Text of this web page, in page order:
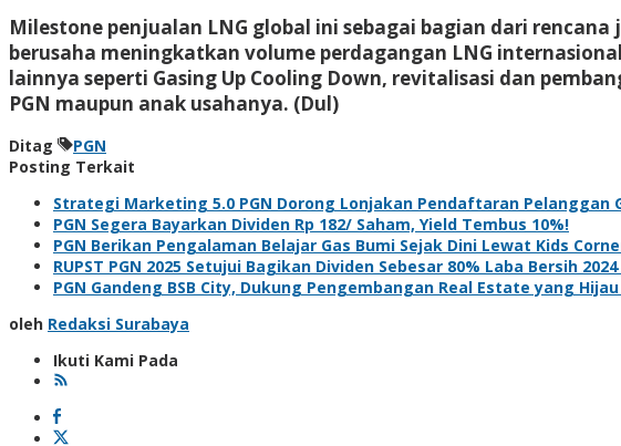
Milestone penjualan LNG global ini sebagai bagian dari
berusaha meningkatkan volume perdagangan LNG
lainnya seperti Gasing Up Cooling Down, revitalisasi dan
PGN maupun anak usahanya. (Dul)
Ditag
PGN
Posting Terkait
Strategi Marketing 5.0 PGN Dorong Lonjakan Pendaftaran Pelanggan
PGN Segera Bayarkan Dividen Rp 182/ Saham, Yield Tembus 10%!
PGN Berikan Pengalaman Belajar Gas Bumi Sejak Dini Lewat Kids
RUPST PGN 2025 Setujui Bagikan Dividen Sebesar 80% Laba Bersih
PGN Gandeng BSB City, Dukung Pengembangan Real Estate yang
oleh Redaksi Surabaya
Ikuti Kami Pada